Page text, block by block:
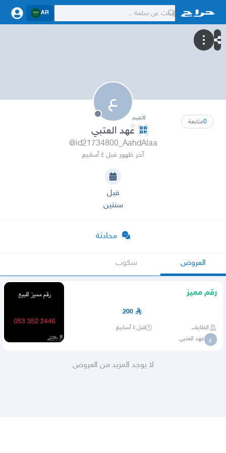
AR
ع
0متابعة 0تقييم
عهد العتبي
@id21734800_AahdAlaa
آخر ظهور قبل ٤ أسابيع
قبل
سنتين
محادثة
العروض سكوب
رقم مميز
200
الطايف قبل ٤ أسابيع
ع عهد العتبي
لا يوجد المزيد من العروض